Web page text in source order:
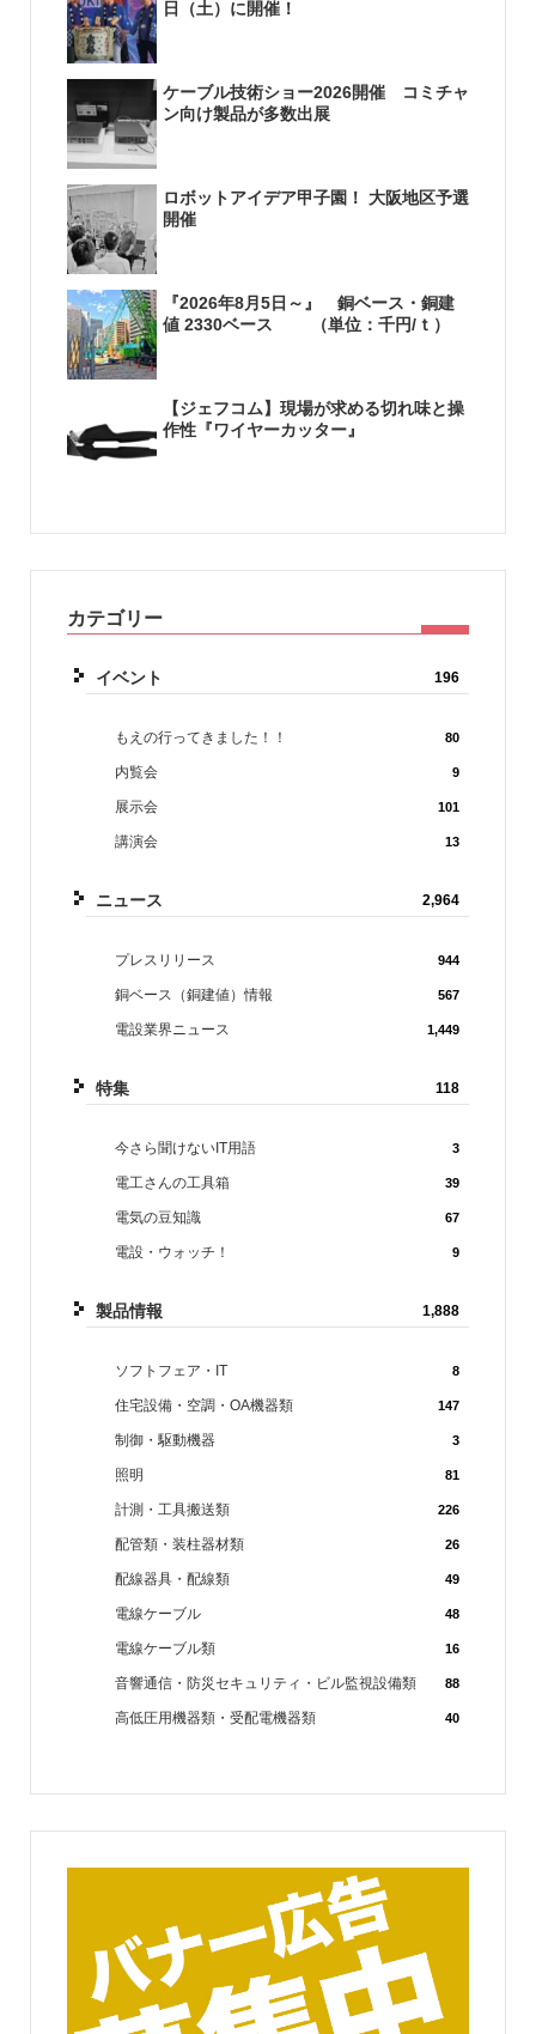
日（土）に開催！
ケーブル技術ショー2026開催 コミチャ
ン向け製品が多数出展
ロボットアイデア甲子園！ 大阪地区予選
開催
『2026年8月5日～』 銅ベース・銅建
値 2330ベース （単位：千円/ｔ）
【ジェフコム】現場が求める切れ味と操
作性『ワイヤーカッター』
カテゴリー
イベント 196
もえの行ってきました！！ 80
内覧会 9
展示会 101
講演会 13
ニュース 2,964
プレスリリース 944
銅ベース（銅建値）情報 567
電設業界ニュース 1,449
特集 118
今さら聞けないIT用語 3
電工さんの工具箱 39
電気の豆知識 67
電設・ウォッチ！ 9
製品情報 1,888
ソフトフェア・IT 8
住宅設備・空調・OA機器類 147
制御・駆動機器 3
照明 81
計測・工具搬送類 226
配管類・装柱器材類 26
配線器具・配線類 49
電線ケーブル 48
電線ケーブル類 16
音響通信・防災セキュリティ・ビル監視設備類 88
高低圧用機器類・受配電機器類 40